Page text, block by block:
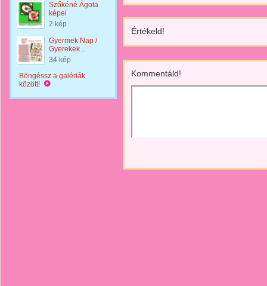
Szőkéné Ágota
képei
2 kép
Gyermek Nap /
Gyerekek ..
34 kép
Böngéssz a galériák
között!
Értékeld!
Kommentáld!